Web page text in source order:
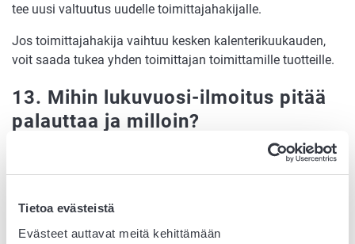
Tietoa evästeistä
Evästeet auttavat meitä kehittämään
tee uusi valtuutus uudelle toimittajahakijalle.
Jos toimittajahakija vaihtuu kesken kalenterikuukauden,
voit saada tukea yhden toimittajan toimittamille tuotteille.
13. Mihin lukuvuosi-ilmoitus pitää
palauttaa ja milloin?
Jos olet valtuuttanut tukihaun toimittajalle, lähetä
lukuvuositiedot viimeistään 15.8. Voit lähettää ja päivittää
lukuvuositiedoissa lukuvuoden alussa kirjoilla olevien
lasten tai oppilaiden määrä, tukeen oikeuttamattomien